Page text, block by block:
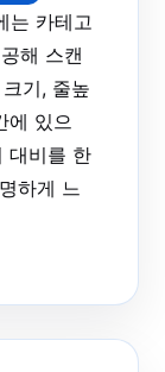
는 카테고
해 스캔
기, 줄높
에 있으
대비를 한
하게 느